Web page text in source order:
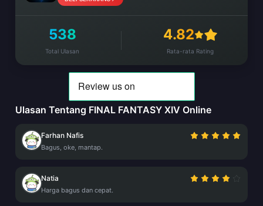
538
Total Ulasan
4.82
Rata-rata Rating
Ulasan Tentang FINAL FANTASY XIV Online
Farhan Nafis
Bagus, oke, mantap.
Natia
Harga bagus dan cepat.